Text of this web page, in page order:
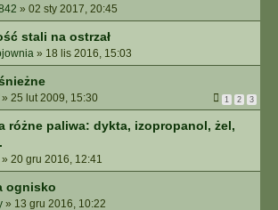
» 02 sty 2017, 20:45
stali na ostrzał
» 18 lis 2016, 15:03
» 25 lut 2009, 15:30 1 2 3
różne paliwa: dykta, izopropanol, żel,
» 20 gru 2016, 12:41
ognisko
» 13 gru 2016, 10:22